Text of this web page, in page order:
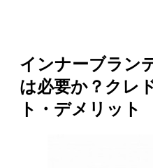
インナーブラン
は必要か？クレ
ト・デメリット